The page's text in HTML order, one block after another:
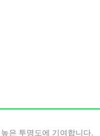
은 투명도에 기여합니다.